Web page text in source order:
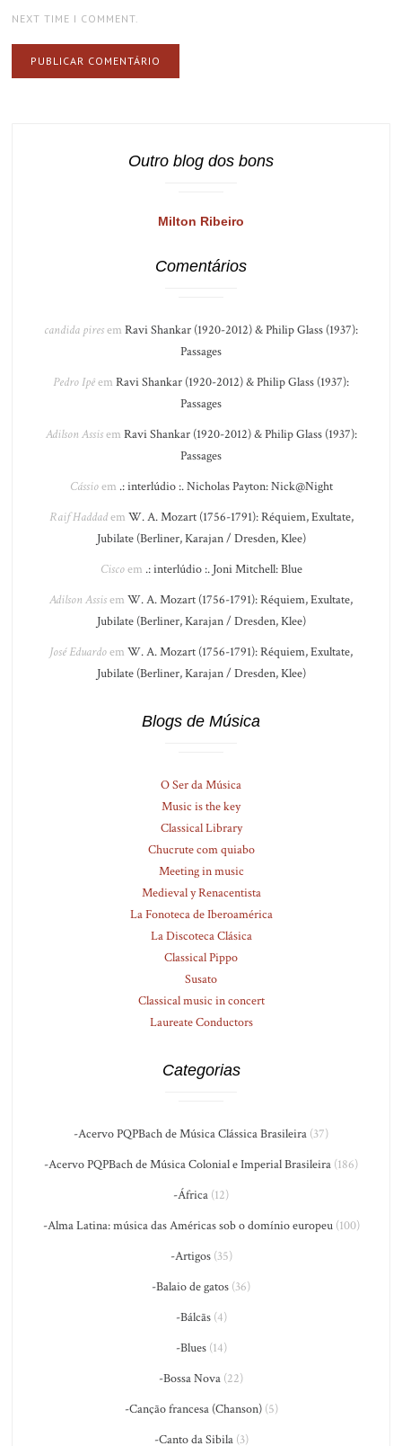
NEXT TIME I COMMENT.
Outro blog dos bons
Milton Ribeiro
Comentários
candida piresem Ravi Shankar (1920-2012) & Philip Glass (1937):
Passages
Pedro Ipêem Ravi Shankar (1920-2012) & Philip Glass (1937):
Passages
Adilson Assisem Ravi Shankar (1920-2012) & Philip Glass (1937):
Passages
Cássioem .: interlúdio :. Nicholas Payton: Nick@Night
Raif Haddadem W. A. Mozart (1756-1791): Réquiem, Exultate,
Jubilate (Berliner, Karajan / Dresden, Klee)
Ciscoem .: interlúdio :. Joni Mitchell: Blue
Adilson Assisem W. A. Mozart (1756-1791): Réquiem, Exultate,
Jubilate (Berliner, Karajan / Dresden, Klee)
José Eduardoem W. A. Mozart (1756-1791): Réquiem, Exultate,
Jubilate (Berliner, Karajan / Dresden, Klee)
Blogs de Música
O Ser da Música
Music is the key
Classical Library
Chucrute com quiabo
Meeting in music
Medieval y Renacentista
La Fonoteca de Iberoamérica
La Discoteca Clásica
Classical Pippo
Susato
Classical music in concert
Laureate Conductors
Categorias
-Acervo PQPBach de Música Clássica Brasileira (37)
-Acervo PQPBach de Música Colonial e Imperial Brasileira (186)
-África (12)
-Alma Latina: música das Américas sob o domínio europeu(100)
-Artigos(35)
-Balaio de gatos (36)
-Bálcãs(4)
-Blues(14)
-Bossa Nova (22)
-Canção francesa (Chanson)(5)
-Canto da Sibila(3)